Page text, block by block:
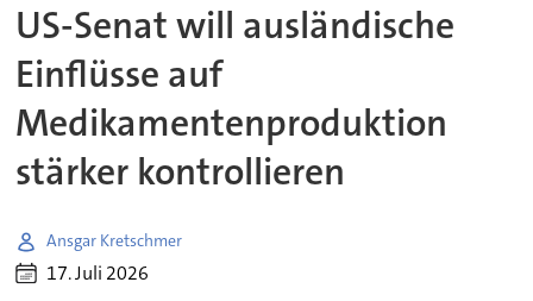
US-Senat will ausländische
Einflüsse auf
Medikamentenproduktion
stärker kontrollieren
Ansgar Kretschmer
17. Juli 2026